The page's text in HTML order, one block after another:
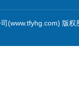
(www.tfyhg.com) 版权